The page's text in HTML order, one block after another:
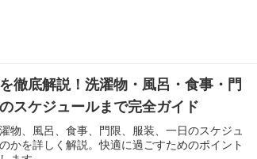
徹底解説！洗濯物・風呂・食事・門
スケジュールまで完全ガイド
物、風呂、食事、門限、服装、一日のスケジュ
かを詳しく解説。快適に過ごすためのポイント